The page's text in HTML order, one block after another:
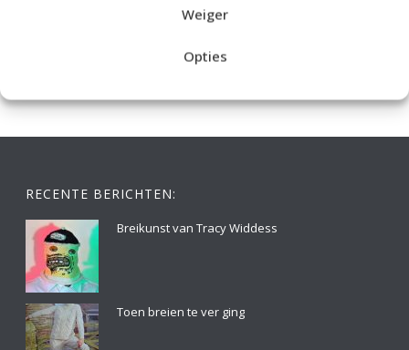
Weiger
Opties
RECENTE BERICHTEN:
Breikunst van Tracy Widdess
Toen breien te ver ging